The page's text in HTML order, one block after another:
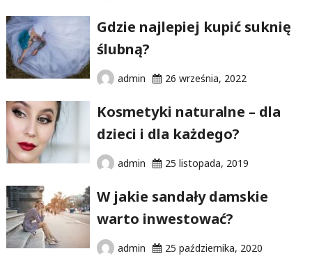
Gdzie najlepiej kupić suknię
ślubną?
admin 26 września, 2022
Kosmetyki naturalne – dla
dzieci i dla każdego?
admin 25 listopada, 2019
W jakie sandały damskie
warto inwestować?
admin 25 października, 2020